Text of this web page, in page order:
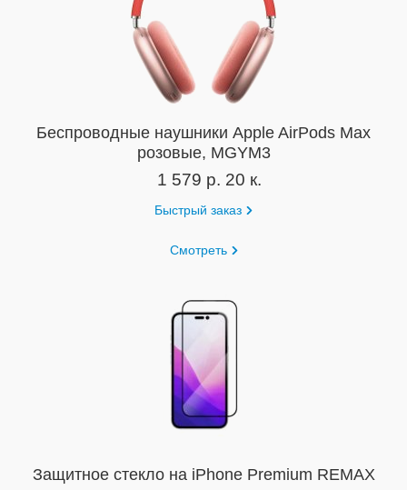
Беспроводные наушники Apple AirPods Max
розовые, MGYM3
1 579 р. 20 к.
Быстрый заказ
Смотреть
Защитное стекло на iPhone Premium REMAX